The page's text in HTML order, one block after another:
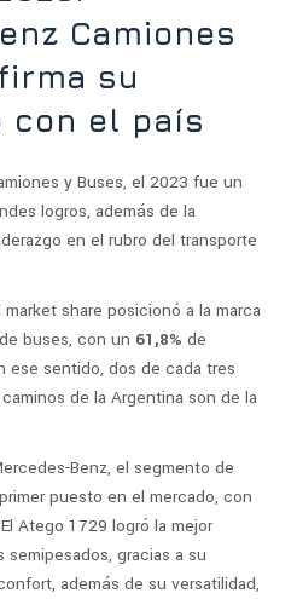
Camiones
su
con el país
y Buses, el 2023 fue un
logros, además de la
en el rubro del transporte
share posicionó a la marca
buses, con un 61,8% de
ese sentido, dos de cada tres
de la Argentina son de la
Benz, el segmento de
puesto en el mercado, con
Atego 1729 logró la mejor
gracias a su
además de su versatilidad,